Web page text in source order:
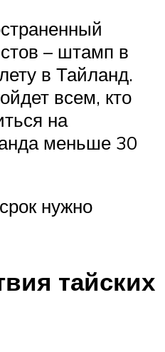
– штамп в
в Тайланд.
всем, кто
на
меньше 30
нужно
тайских